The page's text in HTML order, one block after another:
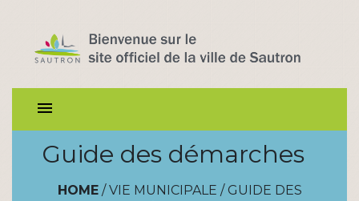
menu
Guide des démarches
HOME/ VIE MUNICIPALE / GUIDE DES